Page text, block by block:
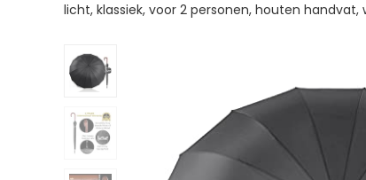
licht, klassiek, voor 2 personen, houten handvat,